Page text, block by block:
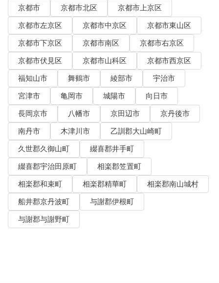
京都市 京都市北区
京都市上京区
京都市左京区
京都市中京区
京都市東山区
京都市下京区
京都市南区
京都市右京区
京都市伏見区
京都市山科区
京都市西京区
福知山市
舞鶴市 綾部市
宇治市
宮津市
亀岡市 城陽市
向日市
長岡京市
八幡市 京田辺市
京丹後市
南丹市
木津川市
乙訓郡大山崎町
久世郡久御山町
綴喜郡井手町
綴喜郡宇治田原町
相楽郡笠置町
相楽郡和束町
相楽郡精華町
相楽郡南山城村
船井郡京丹波町
与謝郡伊根町
与謝郡与謝野町